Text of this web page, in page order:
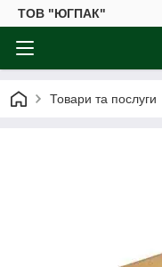
ТОВ "ЮГПАК"
Товари та послуги